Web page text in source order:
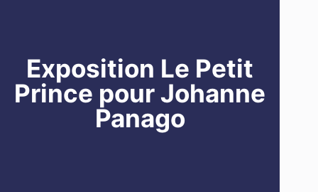
Exposition Le Petit
Prince pour Johanne
Panago